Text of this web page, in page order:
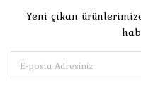
Yeni çıkan